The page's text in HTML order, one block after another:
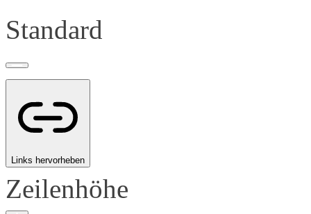
Standard
Links hervorheben
Zeilenhöhe